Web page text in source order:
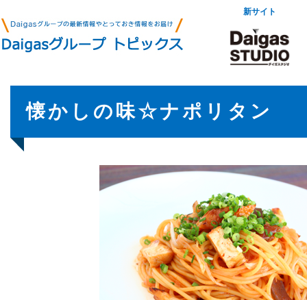
新サイト
懐かしの味☆ナポリタン